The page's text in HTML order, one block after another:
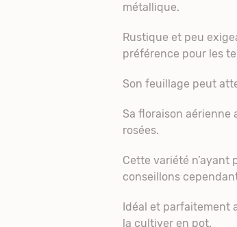
métallique.
Rustique et peu
préférence pour les
Son feuillage peut
Sa floraison aérienne
rosées.
Cette variété n’ayant
conseillons
Idéal et parfaitement
la cultiver en pot.